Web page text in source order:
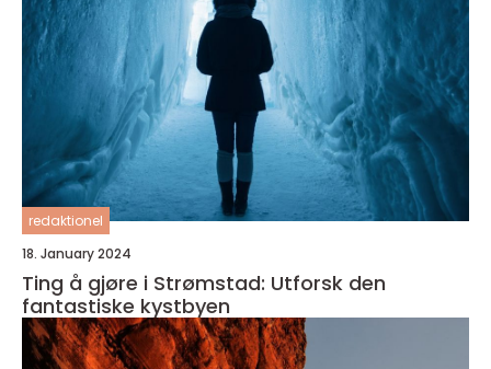
redaktionel
18. January 2024
Ting å gjøre i Strømstad: Utforsk den
fantastiske kystbyen